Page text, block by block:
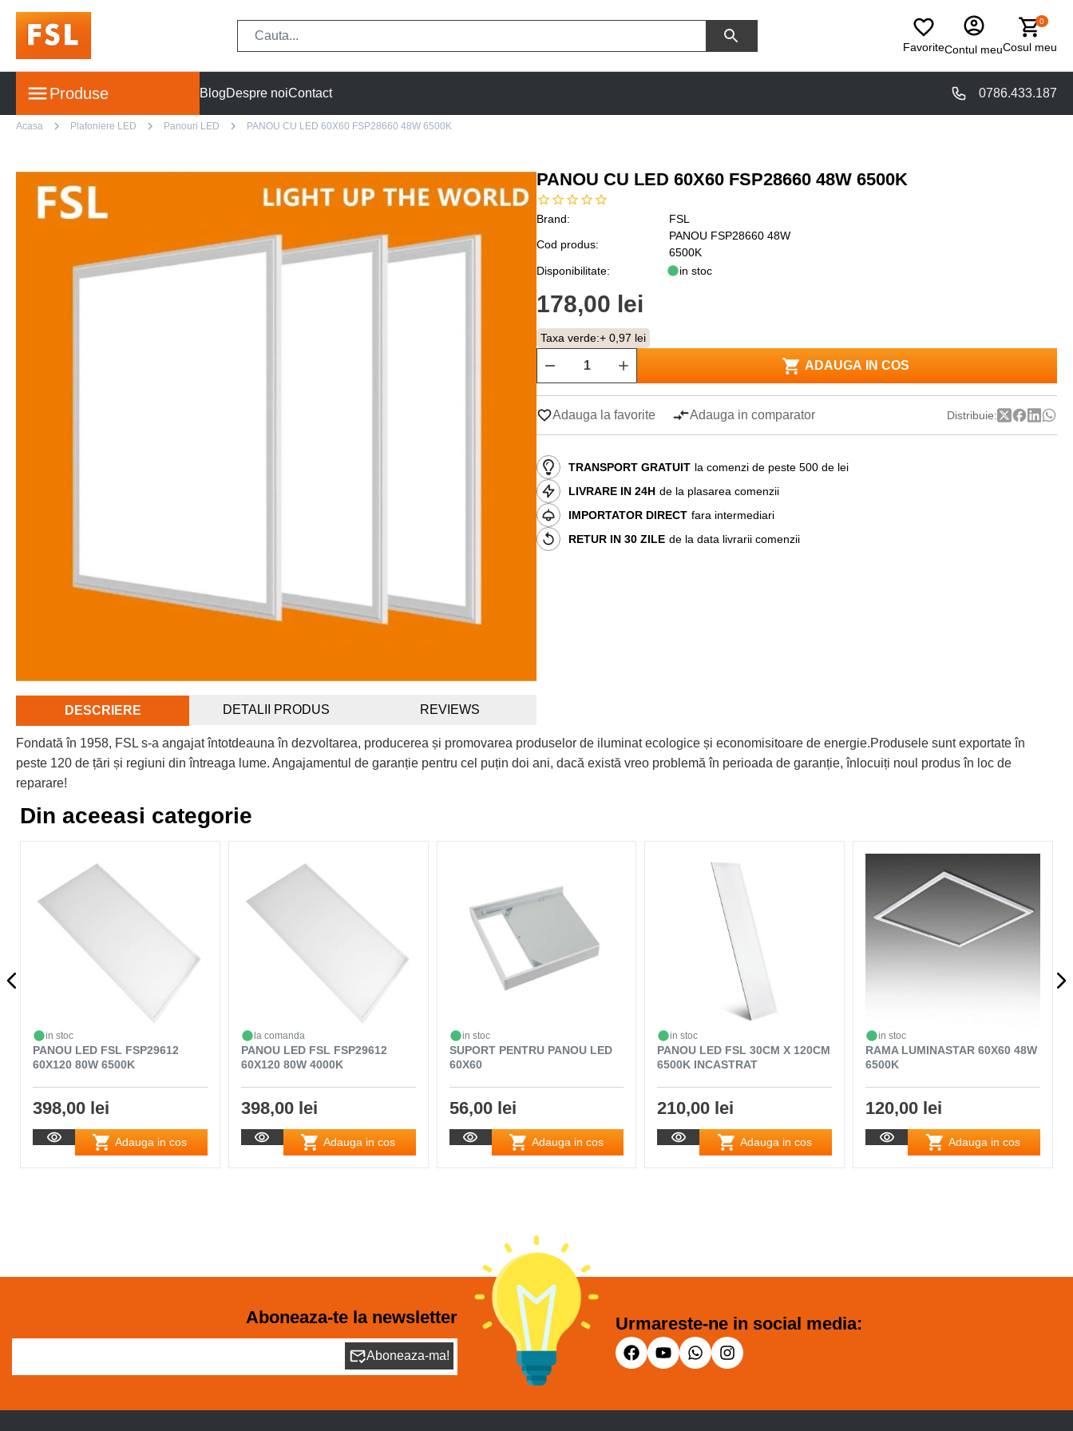
FavoriteContul meu
0
Cosul meu
Produse BlogDespre noiContact 0786.433.187
Acasa Plafoniere LED Panouri LED PANOU CU LED 60X60 FSP28660 48W 6500K
PANOU CU LED 60X60 FSP28660 48W 6500K
Brand:
FSL
Cod produs:
PANOU FSP28660 48W
6500K
Disponibilitate:
in stoc
178,00 lei
Taxa verde:+ 0,97 lei
ADAUGA IN COS
Adauga la favorite Adauga in comparator Distribuie:
TRANSPORT GRATUIT la comenzi de peste 500 de lei
LIVRARE IN 24H de la plasarea comenzii
IMPORTATOR DIRECT fara intermediari
RETUR IN 30 ZILE de la data livrarii comenzii
DESCRIERE DETALII PRODUS REVIEWS
Fondată în 1958, FSL s-a angajat întotdeauna în dezvoltarea, producerea și promovarea produselor de iluminat ecologice și economisitoare de energie.Produsele sunt exportate în
peste 120 de țări și regiuni din întreaga lume. Angajamentul de garanție pentru cel puțin doi ani, dacă există vreo problemă în perioada de garanție, înlocuiți noul produs în loc de
reparare!
Din aceeasi categorie
in stoc
PANOU LED FSL FSP29612
60X120 80W 6500K
398,00 lei
Adauga in cos
la comanda
PANOU LED FSL FSP29612
60X120 80W 4000K
398,00 lei
Adauga in cos
in stoc
SUPORT PENTRU PANOU LED
60X60
56,00 lei
Adauga in cos
in stoc
PANOU LED FSL 30CM X 120CM
6500K INCASTRAT
210,00 lei
Adauga in cos
in stoc
RAMA LUMINASTAR 60X60 48W
6500K
120,00 lei
Adauga in cos
Aboneaza-te la newsletter
Aboneaza-ma!
Urmareste-ne in social media: